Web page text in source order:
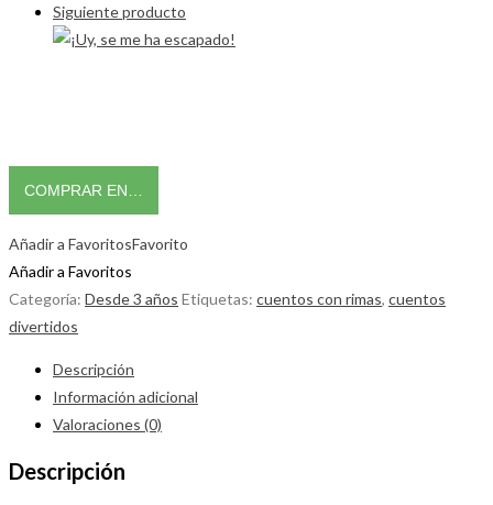
Siguiente producto
COMPRAR EN…
Añadir a FavoritosFavorito
Añadir a Favoritos
Categoría: Desde 3 años Etiquetas: cuentos con rimas, cuentos
divertidos
Descripción
Información adicional
Valoraciones (0)
Descripción